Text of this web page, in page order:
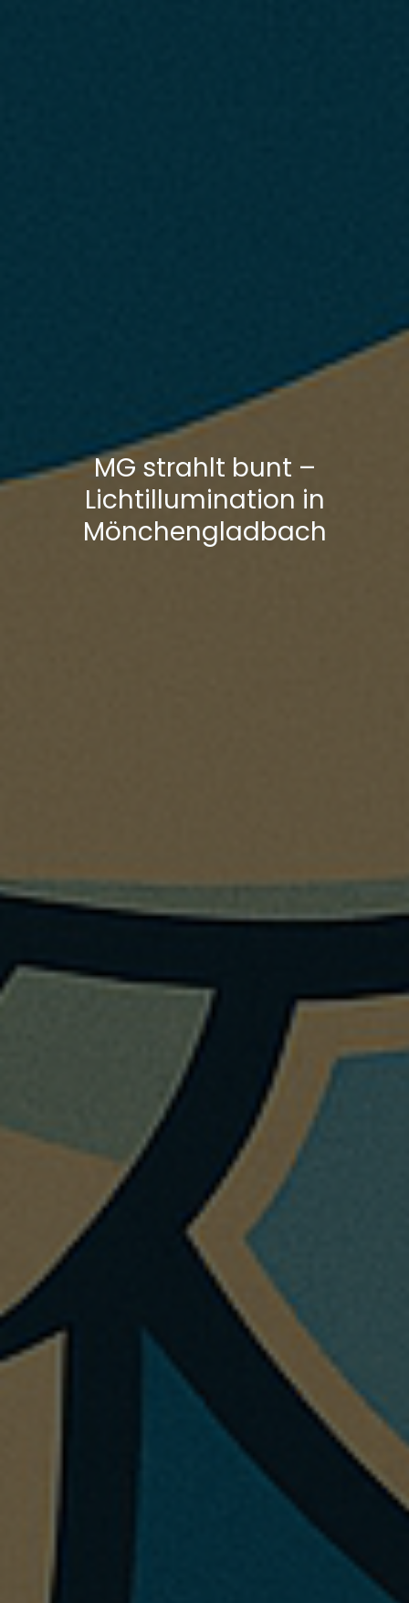
MG strahlt bunt –
Lichtillumination in
Mönchengladbach